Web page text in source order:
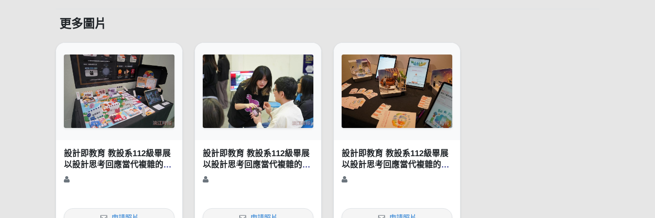
更多圖片
設計即教育 教設系112級畢展
以設計思考回應當代複雜的社
會挑戰
設計即教育 教設系112級畢展
以設計思考回應當代複雜的社
會挑戰
設計即教育 教設系112級畢展
以設計思考回應當代複雜的社
會挑戰